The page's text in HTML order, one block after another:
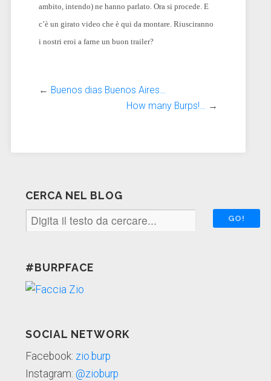
ambito, intendo) ne hanno parlato. Ora si procede. E
c’è un girato video che è qui da montare. Riusciranno
i nostri eroi a farne un buon trailer?
← Buenos dias Buenos Aires…
How many Burps!… →
CERCA NEL BLOG
#BURPFACE
SOCIAL NETWORK
Facebook: zio.burp
Instagram: @zioburp